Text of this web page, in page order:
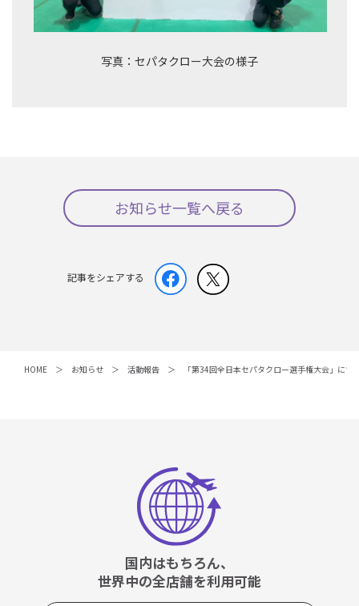
写真：セパタクロー大会の様子
お知らせ一覧へ戻る
記事をシェアする
HOME お知らせ 活動報告 「第34回全日本セパタクロー選手権大会」にて
国内はもちろん、
世界中の全店舗を利用可能